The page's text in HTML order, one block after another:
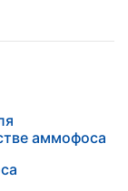
аммофоса